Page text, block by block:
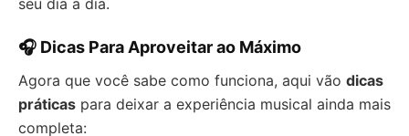
🎧 Dicas Para Aproveitar ao Máximo
Agora que você sabe como funciona, aqui vão dicas
práticas para deixar a experiência musical ainda mais
completa: